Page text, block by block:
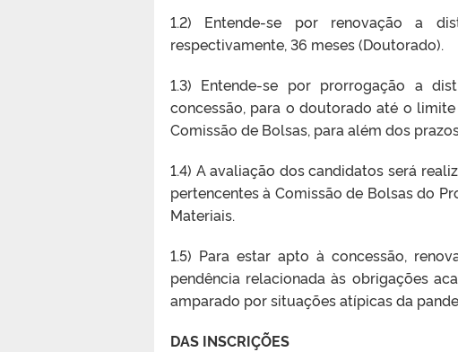
1.2) Entende-se por renovação a
respectivamente, 36 meses (Doutorado).
1.3) Entende-se por prorrogação a
concessão, para o doutorado até o
Comissão de Bolsas, para além dos
1.4) A avaliação dos candidatos será
pertencentes à Comissão de Bolsas do
Materiais.
1.5) Para estar apto à concessão,
pendência relacionada às obrigações
amparado por situações atípicas da
DAS INSCRIÇÕES